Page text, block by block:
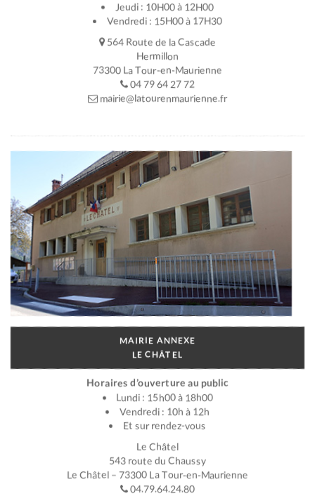
Jeudi : 10H00 à 12H00
Vendredi : 15H00 à 17H30
564 Route de la Cascade
Hermillon
73300 La Tour-en-Maurienne
04 79 64 27 72
mairie@latourenmaurienne.fr
MAIRIE ANNEXE
LE CHÂTEL
Horaires d’ouverture au public
Lundi : 15h00 à 18h00
Vendredi : 10h à 12h
Et sur rendez-vous
Le Châtel
543 route du Chaussy
Le Châtel – 73300 La Tour-en-Maurienne
04.79.64.24.80